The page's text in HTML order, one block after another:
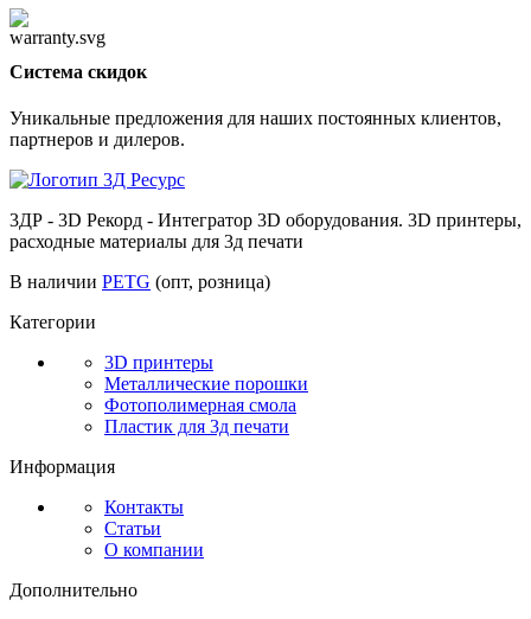
Cистема скидок
Уникальные предложения для наших постоянных клиентов,
партнеров и дилеров.
3ДР - 3D Рекорд - Интегратор 3D оборудования. 3D принтеры,
расходные материалы для 3д печати
В наличии PETG (опт, розница)
Категории
3D принтеры
Металлические порошки
Фотополимерная смола
Пластик для 3д печати
Информация
Контакты
Статьи
О компании
Дополнительно